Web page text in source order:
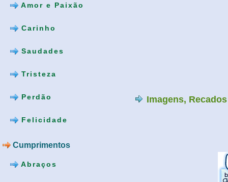
Amor e Paixão
Carinho
Saudades
Tristeza
Perdão
Felicidade
Cumprimentos
Abraços
Imagens,